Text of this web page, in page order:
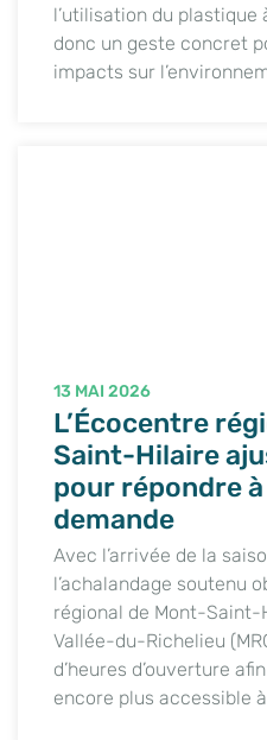
l’utilisation du
donc un geste concret
impacts sur
13 MAI 2026
L’Écocentre
Saint-Hilaire
pour répondre
demande
Avec l’arrivée de la
l’achalandage soutenu
régional de Mont-Saint-
Vallée-du-Richelieu
d’heures d’ouverture
encore plus accessible